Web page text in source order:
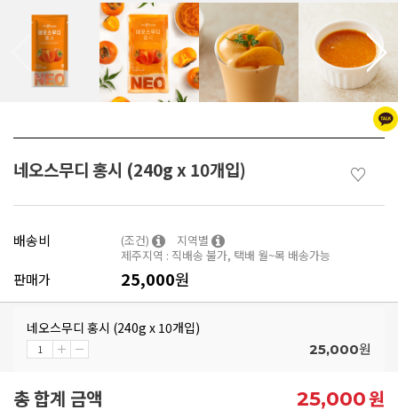
네오스무디 홍시 (240g x 10개입) ♡
배송비 (조건)
지역별
제주지역 : 직배송 불가, 택배 월~목 배송가능
판매가 25,000원
네오스무디 홍시 (240g x 10개입)
25,000원
총 합계 금액 25,000원